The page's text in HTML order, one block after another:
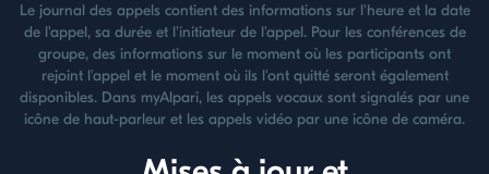
Le journal des appels contient des informations sur l'heure et la date
de l'appel, sa durée et l'initiateur de l'appel. Pour les conférences de
groupe, des informations sur le moment où les participants ont
rejoint l'appel et le moment où ils l'ont quitté seront également
disponibles. Dans myAlpari, les appels vocaux sont signalés par une
icône de haut-parleur et les appels vidéo par une icône de caméra.